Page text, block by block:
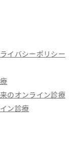
イバシーポリシー
のオンライン診療
ン診療